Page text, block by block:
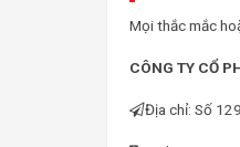
Mọi thắc mắc
CÔNG TY CỔ
Địa chỉ: Số